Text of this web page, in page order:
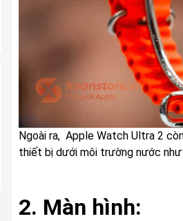
Ngoài ra, Apple Watch Ultra 2
thiết bị dưới môi trường nước như
2. Màn hình: